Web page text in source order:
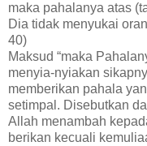
maka pahalanya atas
Dia tidak menyukai
40)
Maksud “maka
menyia-nyiakan
memberikan pahala
setimpal. Disebutkan
Allah menambah
berikan kecuali